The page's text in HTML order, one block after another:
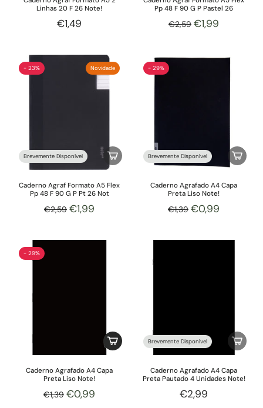
Linhas 20 F 26 Note!
€1,49
Pp 48 F 90 G P Pastel 26
€2,59 €1,99
- 23% Novidade
Brevemente Disponível
Caderno Agraf Formato A5 Flex
Pp 48 F 90 G P Pt 26 Not
€2,59 €1,99
- 29%
Brevemente Disponível
Caderno Agrafado A4 Capa
Preta Liso Note!
€1,39 €0,99
- 29%
Caderno Agrafado A4 Capa
Preta Liso Note!
€1,39 €0,99
Brevemente Disponível
Caderno Agrafado A4 Capa
Preta Pautado 4 Unidades Note!
€2,99